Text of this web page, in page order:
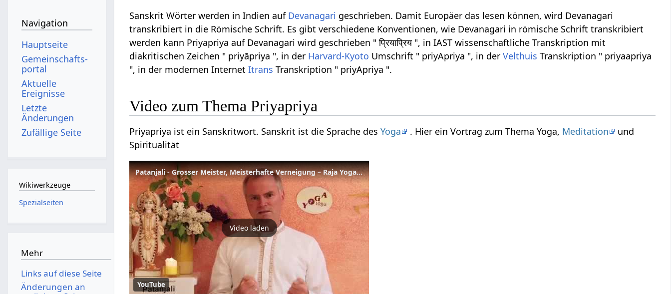
Sanskrit Wörter werden in Indien auf Devanagari geschrieben. Damit Europäer das lesen können, wird Devanagari
transkribiert in die Römische Schrift. Es gibt verschiedene Konventionen, wie Devanagari in römische Schrift transkribiert
werden kann Priyapriya auf Devanagari wird geschrieben " प्रियाप्रिय ", in IAST wissenschaftliche Transkription mit
diakritischen Zeichen " priyāpriya ", in der Harvard-Kyoto Umschrift " priyApriya ", in derVelthuis Transkription " priyaapriya
", in der modernen InternetItrans Transkription " priyApriya ".
Video zum Thema Priyapriya
Priyapriya ist ein Sanskritwort. Sanskrit ist die Sprache desYoga . Hier ein Vortrag zum Thema Yoga, Meditation
und
Spiritualität
Patanjali - Grosser Meister, Meisterhafte Verneigung – Raja Yoga Wörterbuch
Video laden
YouTube
Navigation
Hauptseite
Gemeinschafts­
portal
Aktuelle
Ereignisse
Letzte
Änderungen
Zufällige Seite
Wikiwerkzeuge
Spezialseiten
Mehr
Links auf diese Seite
Änderungen an